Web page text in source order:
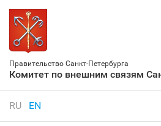
Правительство Санкт‑Петербурга
Комитет по внешним связям
RU EN